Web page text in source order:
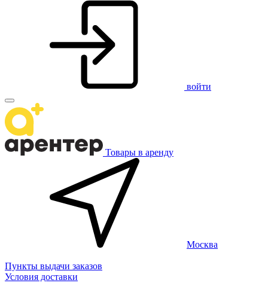
войти
Товары в аренду
Москва
Пункты выдачи заказов
Условия доставки